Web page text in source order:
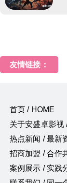
友情链接：
首页 / HOME
关于安盛卓影视
热点新闻 / 最新
招商加盟 / 合作
案例展示 / 实践